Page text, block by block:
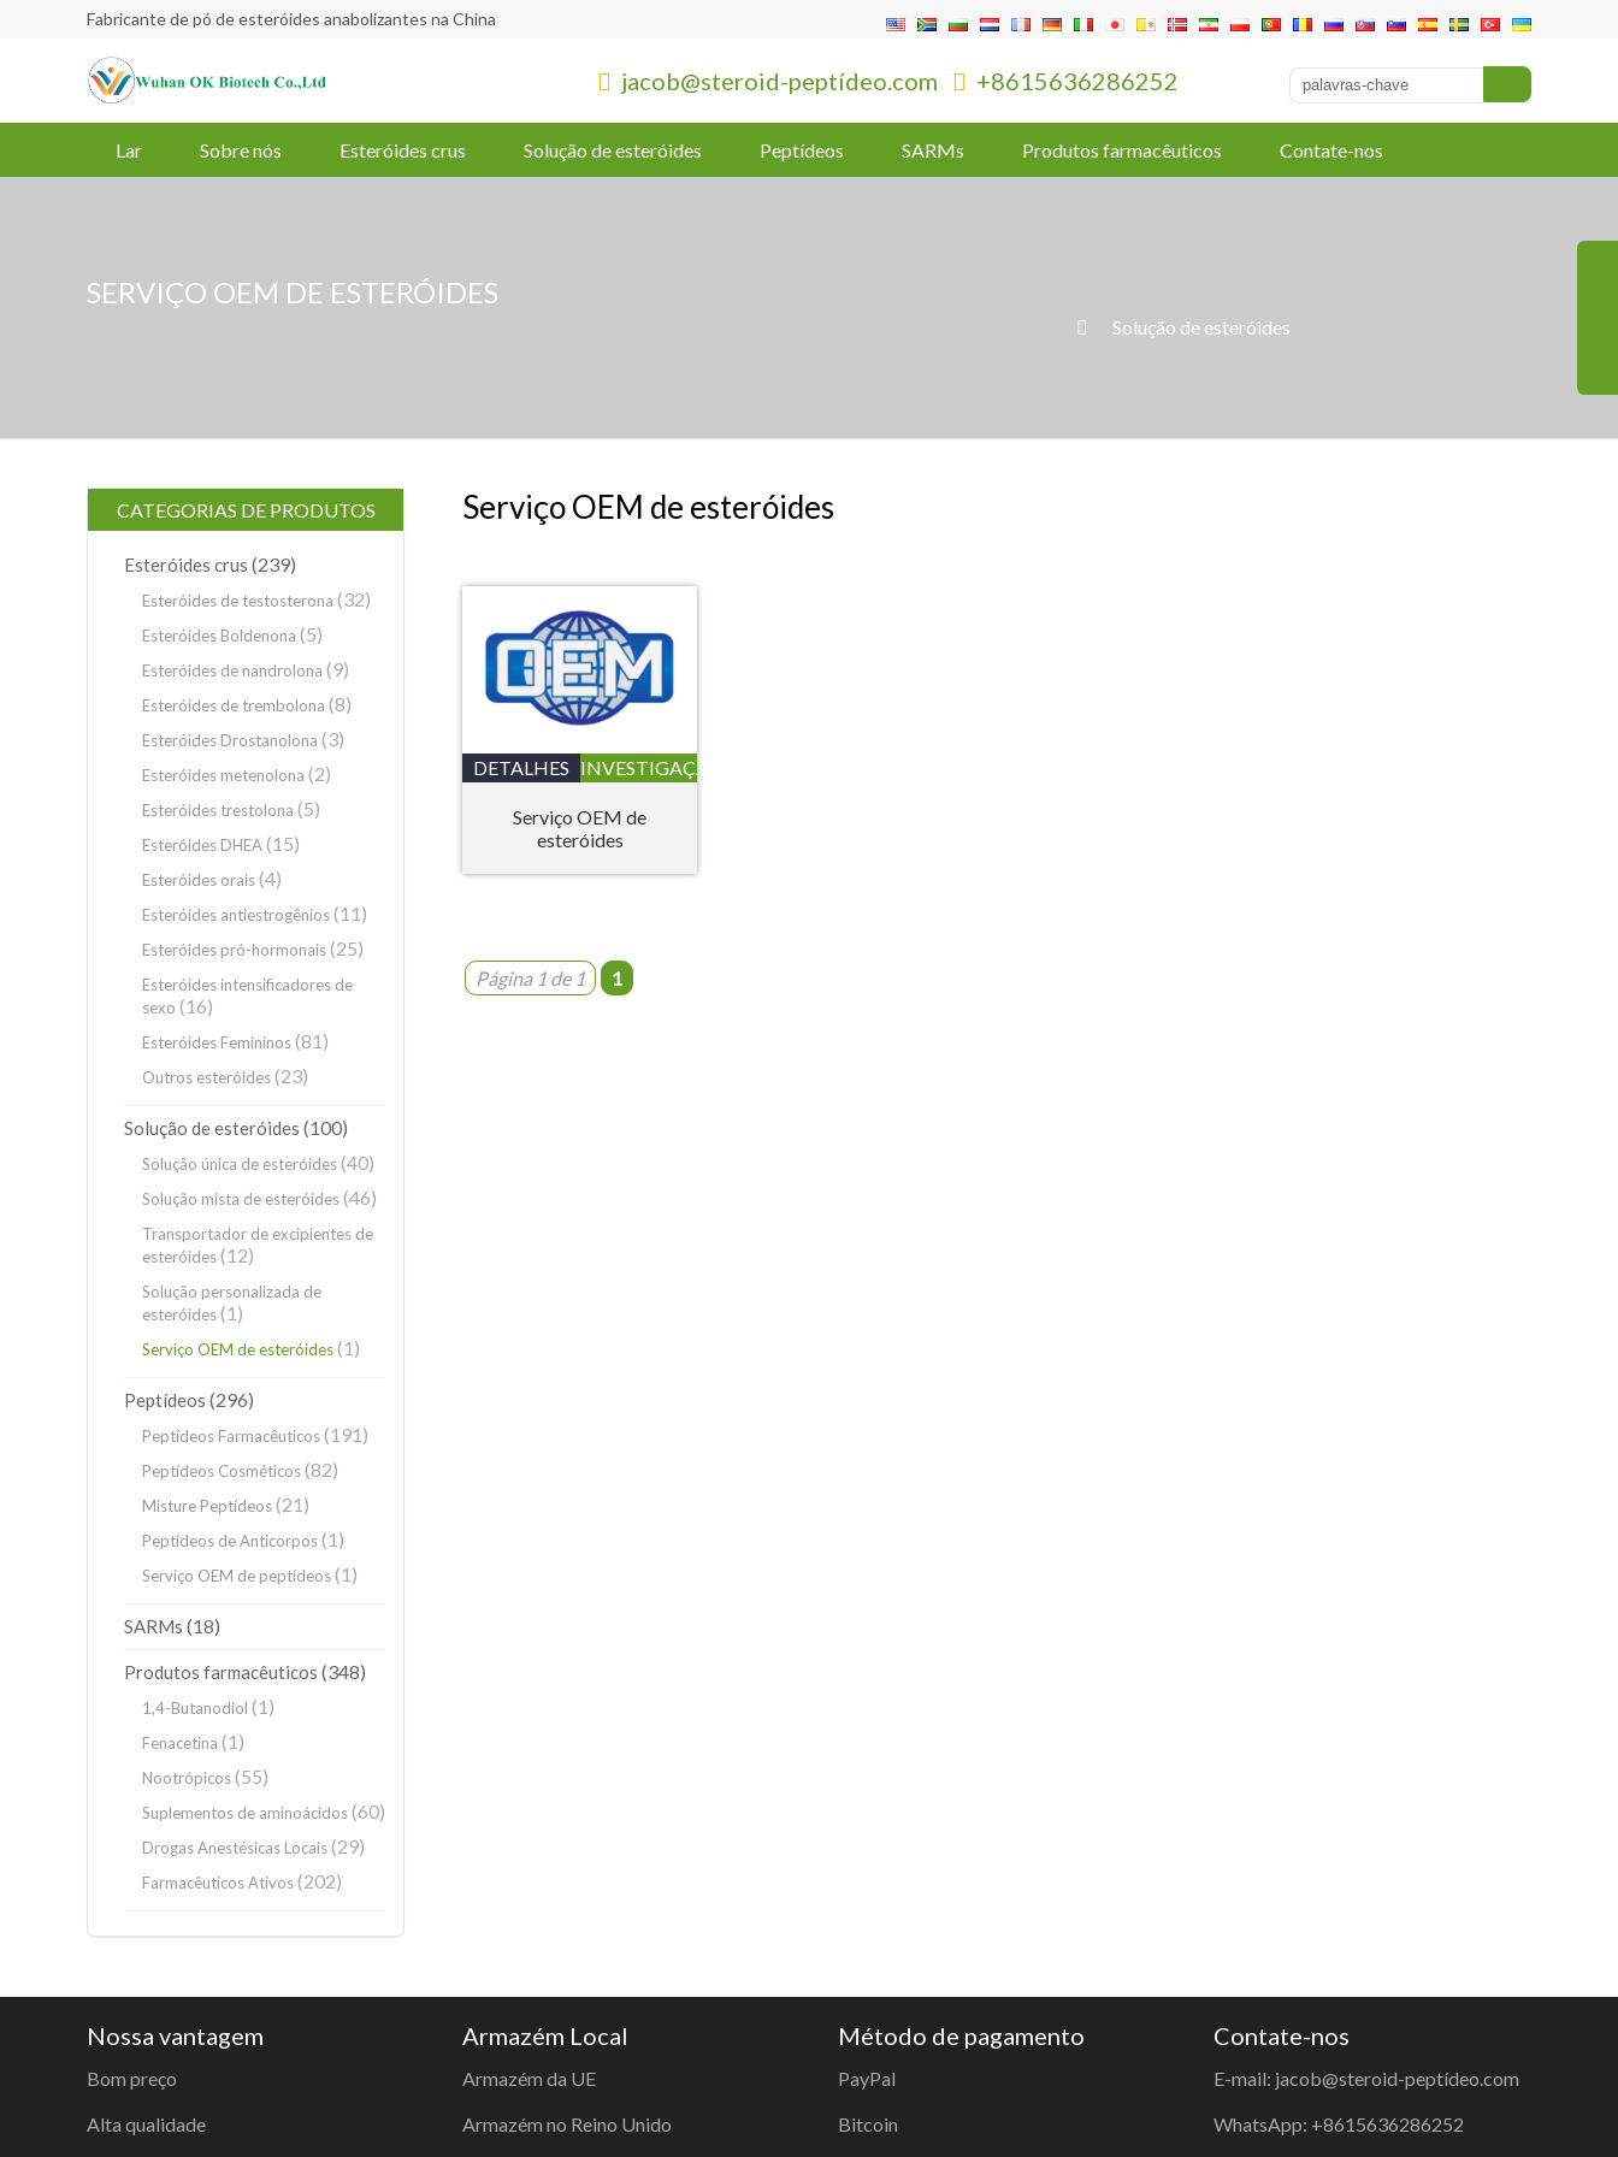
Fabricante de pó de esteróides anabolizantes na China
 jacob@steroid-peptídeo.com  +8615636286252
Lar Sobre nós Esteróides crus Solução de esteróides Peptídeos SARMs Produtos farmacêuticos Contate-nos
SERVIÇO OEM DE ESTERÓIDES
 Solução de esteróides
Serviço OEM de esteróides
DETALHES INVESTIGAÇÃO
Serviço OEM de
esteróides
Página 1 de 1 1
CATEGORIAS DE PRODUTOS
Esteróides crus (239)
Esteróides de testosterona (32)
Esteróides Boldenona (5)
Esteróides de nandrolona (9)
Esteróides de trembolona (8)
Esteróides Drostanolona (3)
Esteróides metenolona (2)
Esteróides trestolona (5)
Esteróides DHEA(15)
Esteróides orais(4)
Esteróides antiestrogênios(11)
Esteróides pró-hormonais(25)
Esteróides intensificadores de
sexo (16)
Esteróides Femininos(81)
Outros esteróides(23)
Solução de esteróides (100)
Solução única de esteróides(40)
Solução mista de esteróides(46)
Transportador de excipientes de
esteróides(12)
Solução personalizada de
esteróides(1)
Serviço OEM de esteróides(1)
Peptídeos (296)
Peptídeos Farmacêuticos(191)
Peptídeos Cosméticos(82)
Misture Peptídeos(21)
Peptídeos de Anticorpos(1)
Serviço OEM de peptídeos(1)
SARMs (18)
Produtos farmacêuticos (348)
1,4-Butanodiol (1)
Fenacetina (1)
Nootrópicos(55)
Suplementos de aminoácidos(60)
Drogas Anestésicas Locais(29)
Farmacêuticos Ativos(202)
Nossa vantagem
Bom preço
Alta qualidade
Armazém Local
Armazém da UE
Armazém no Reino Unido
Método de pagamento
PayPal
Bitcoin
Contate-nos
E-mail: jacob@steroid-peptídeo.com
WhatsApp: +8615636286252